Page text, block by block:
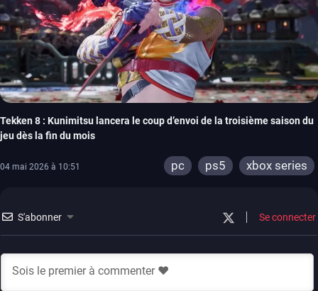
Tekken 8 : Kunimitsu lancera le coup d’envoi de la troisième saison du
jeu dès la fin du mois
04 mai 2026 à 10:51 pc ps5 xbox series
S'abonner Se connecter